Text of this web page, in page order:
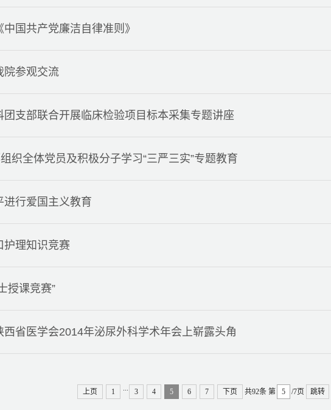
国共产党廉洁自律准则》
院参观交流
支部联合开展临床检验项目标本采集专题讲座
织全体党员及积极分子学习“三严三实”专题教育
进行爱国主义教育
护理知识竞赛
授课竞赛”
省医学会2014年泌尿外科学术年会上崭露头角
上页 1 3 4 5 6 7 下页 共92条 第 /7页 跳转